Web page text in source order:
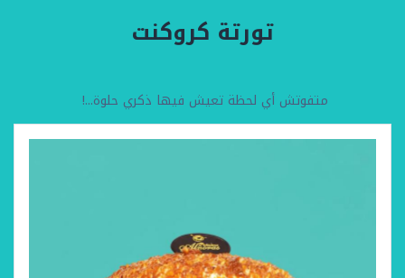
تورتة كروكنت
متفوتش أي لحظة تعيش فيها ذكري حلوة...!